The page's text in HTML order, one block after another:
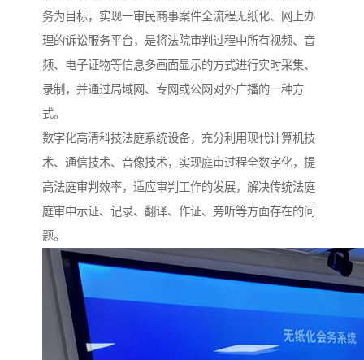
务为目标，实现一审民商事案件全流程无纸化、网上办
理的诉讼服务平台，是将法院审判过程中所有视频、音
频、电子证物等信息多画面显示的方式进行实时采集、
录制，并通过局域网、专网或公网对外广播的一种方
式。
数字化高清科技法庭系统设备，充分利用现代计算机技
术、通信技术、音像技术，实现庭审过程全数字化，提
高法庭审判效率，适应审判工作的发展，解决传统法庭
庭审中示证、记录、翻译、作证、旁听等方面存在的问
题。